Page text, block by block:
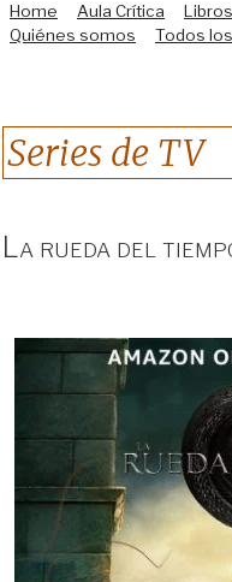
Home Aula Crítica Libros
Quiénes somos
Todos
Series de TV
La rueda del